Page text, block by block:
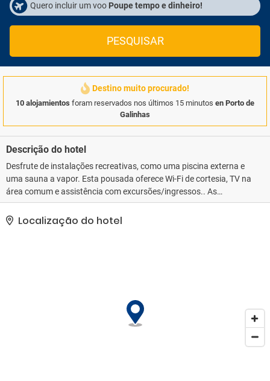
Quero incluir um voo Poupe tempo e dinheiro!
PESQUISAR
Destino muito procurado!
10 alojamientos foram reservados nos últimos 15 minutos en Porto de
Galinhas
Descrição do hotel
Desfrute de instalações recreativas, como uma piscina externa e
uma sauna a vapor. Esta pousada oferece Wi-Fi de cortesia, TV na
área comum e assistência com excursões/ingressos.. As
comodidades presentes incluem balcão de recepção 24 horas,
armazenamento para bagagem e lavanderia. Estacionamento
grátis sem manobrista está disponível no local..
Localização do hotel